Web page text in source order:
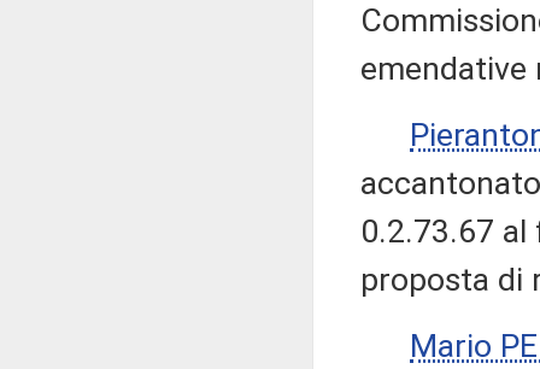
0.2.73.67
proposta di
Mario